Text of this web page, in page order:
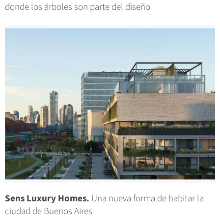
donde los árboles son parte del diseño
Sens Luxury Homes. Una nueva forma de habitar la
ciudad de Buenos Aires